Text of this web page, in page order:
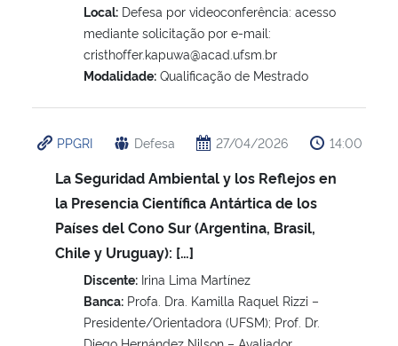
Local: Defesa por videoconferência: acesso
mediante solicitação por e-mail:
cristhoffer.kapuwa@acad.ufsm.br
Modalidade: Qualificação de Mestrado
PPGRI Defesa 27/04/2026 14:00
La Seguridad Ambiental y los Reflejos en
la Presencia Científica Antártica de los
Países del Cono Sur (Argentina, Brasil,
Chile y Uruguay): […]
Discente: Irina Lima Martínez
Banca: Profa. Dra. Kamilla Raquel Rizzi –
Presidente/Orientadora (UFSM); Prof. Dr.
Diego Hernández Nilson – Avaliador